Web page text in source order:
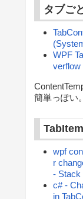
タブご
WPF
verflow
簡単っぽい。
wpf
r
- Stack
c# -
in